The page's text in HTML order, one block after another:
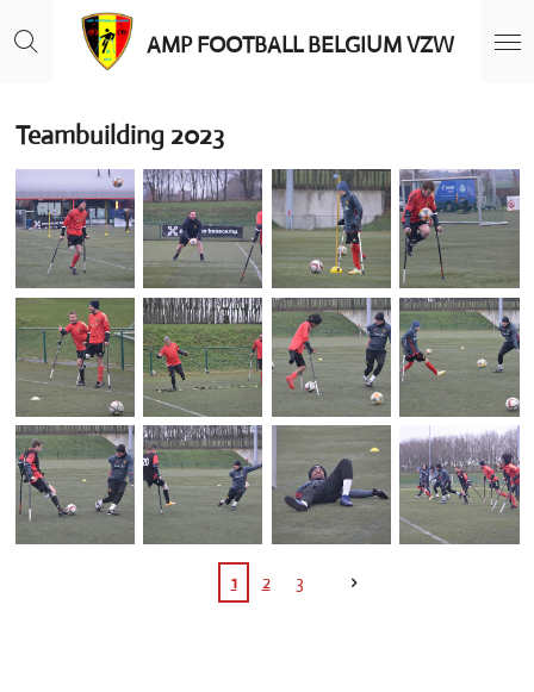
direct
hoofdinhoud
AMP FOOTBALL BELGIUM VZW
Teambuilding 2023
1 2 3